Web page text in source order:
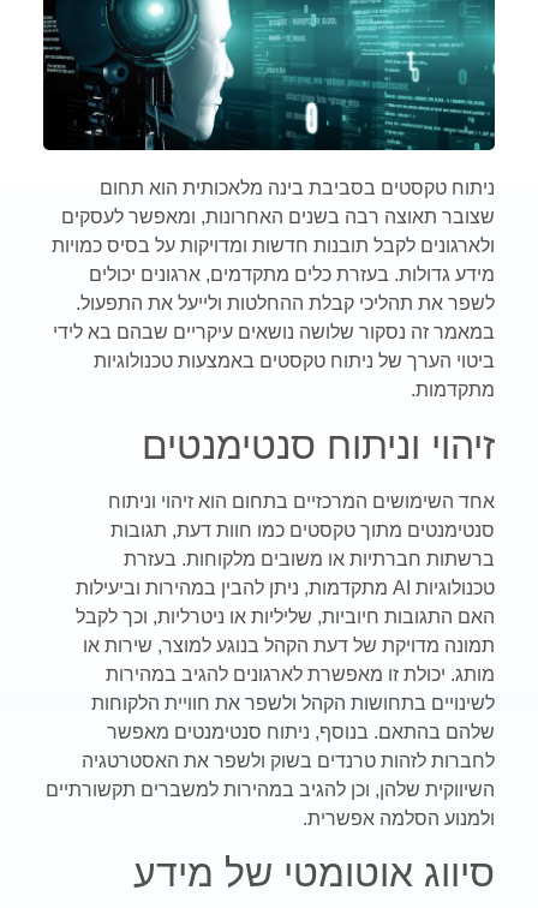
ניתוח טקסטים בסביבת בינה מלאכותית הוא תחום
שצובר תאוצה רבה בשנים האחרונות, ומאפשר לעסקים
ולארגונים לקבל תובנות חדשות ומדויקות על בסיס כמויות
מידע גדולות. בעזרת כלים מתקדמים, ארגונים יכולים
לשפר את תהליכי קבלת ההחלטות ולייעל את התפעול.
במאמר זה נסקור שלושה נושאים עיקריים שבהם בא לידי
ביטוי הערך של ניתוח טקסטים באמצעות טכנולוגיות
מתקדמות.
זיהוי וניתוח סנטימנטים
אחד השימושים המרכזיים בתחום הוא זיהוי וניתוח
סנטימנטים מתוך טקסטים כמו חוות דעת, תגובות
ברשתות חברתיות או משובים מלקוחות. בעזרת
טכנולוגיות AI מתקדמות, ניתן להבין במהירות וביעילות
האם התגובות חיוביות, שליליות או ניטרליות, וכך לקבל
תמונה מדויקת של דעת הקהל בנוגע למוצר, שירות או
מותג. יכולת זו מאפשרת לארגונים להגיב במהירות
לשינויים בתחושות הקהל ולשפר את חוויית הלקוחות
שלהם בהתאם. בנוסף, ניתוח סנטימנטים מאפשר
לחברות לזהות טרנדים בשוק ולשפר את האסטרטגיה
השיווקית שלהן, וכן להגיב במהירות למשברים תקשורתיים
ולמנוע הסלמה אפשרית.
סיווג אוטומטי של מידע